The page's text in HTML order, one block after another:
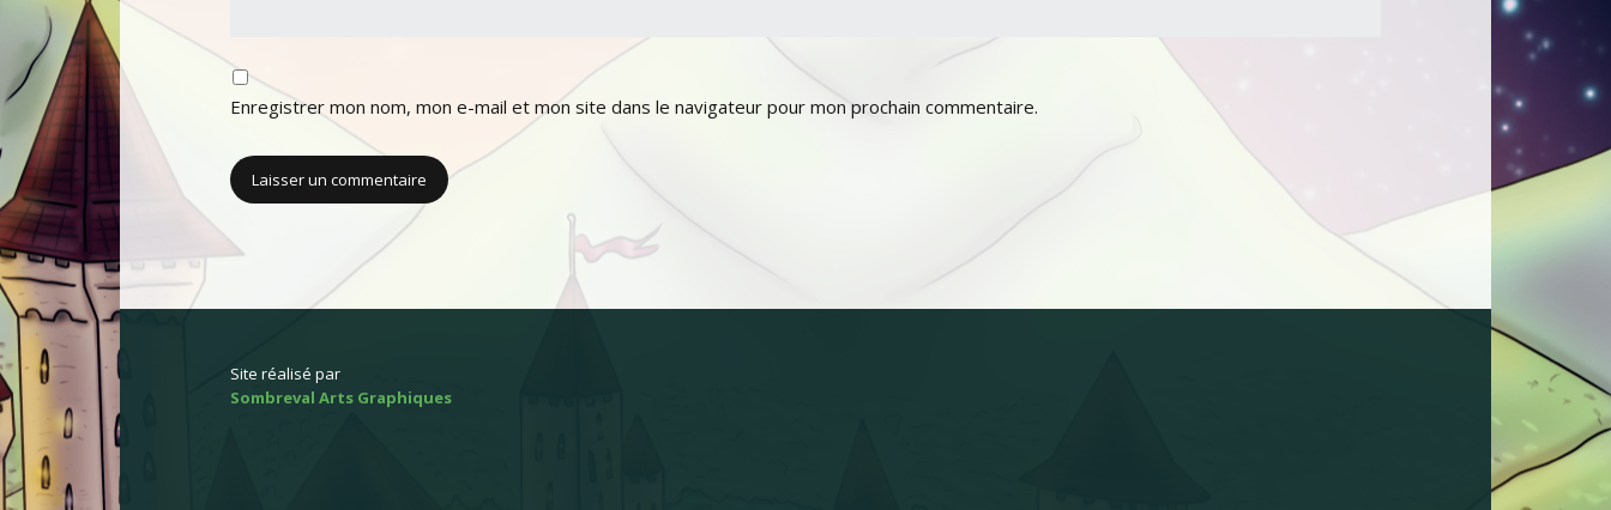
Enregistrer mon nom, mon e-mail et mon site dans le navigateur pour mon prochain commentaire.
Site réalisé par
Sombreval Arts Graphiques